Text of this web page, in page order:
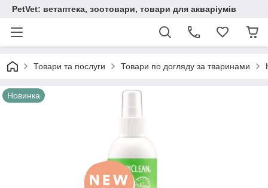
PetVet: ветаптека, зоотовари, товари для акваріумів
Товари та послуги Товари по догляду за тваринами
Новинка